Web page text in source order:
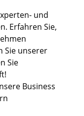
und
Erfahren Sie,
Sie unserer
Sie
Business